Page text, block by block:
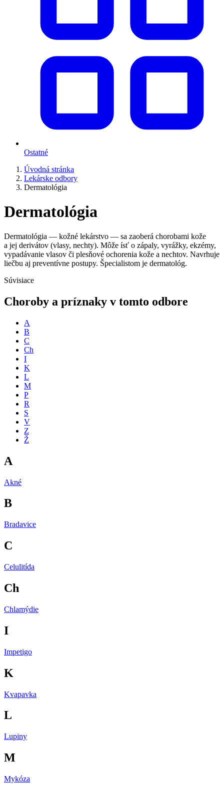
Ostatné
Úvodná stránka
Lekárske odbory
Dermatológia
Dermatológia
Dermatológia — kožné lekárstvo — sa zaoberá chorobami kože
a jej derivátov (vlasy, nechty). Môže ísť o zápaly, vyrážky, ekzémy,
vypadávanie vlasov či plesňové ochorenia kože a nechtov. Navrhuje
liečbu aj preventívne postupy. Špecialistom je dermatológ.
Súvisiace
Choroby a príznaky v tomto odbore
A
B
C
Ch
I
K
L
M
P
R
S
V
Z
Ž
A
Akné
B
Bradavice
C
Celulitída
Ch
Chlamýdie
I
Impetigo
K
Kvapavka
L
Lupiny
M
Mykóza